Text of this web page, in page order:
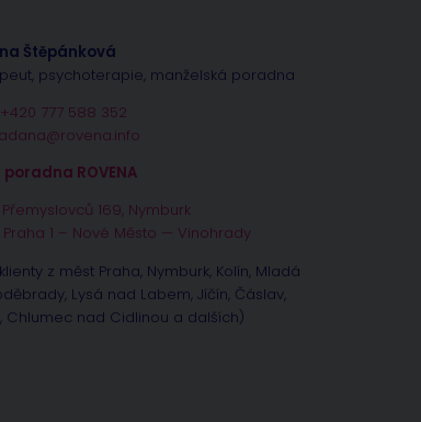
Štěpánková
psychoterapie, manželská poradna
+420 777 588 352
ROVENA
169, Nymburk
Praha 1 – Nové Město — Vinohrady
z měst Praha, Nymburk, Kolín, Mladá
Lysá nad Labem, Jíčín, Čáslav,
Chlumec nad Cidlinou a dalších)